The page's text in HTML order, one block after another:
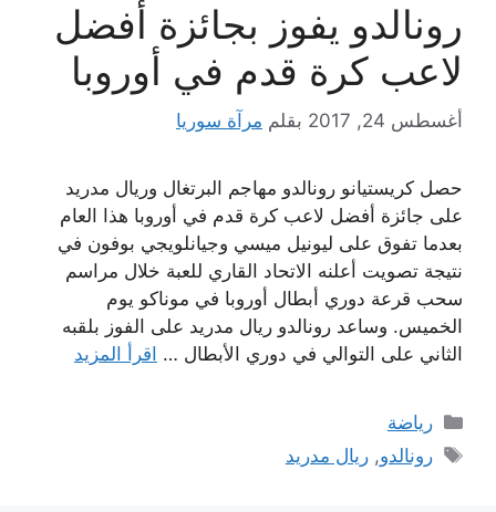
رونالدو يفوز بجائزة أفضل
لاعب كرة قدم في أوروبا
أغسطس 24, 2017 بقلم مرآة سوريا
حصل كريستيانو رونالدو مهاجم البرتغال وريال مدريد
على جائزة أفضل لاعب كرة قدم في أوروبا هذا العام
بعدما تفوق على ليونيل ميسي وجيانلويجي بوفون في
نتيجة تصويت أعلنه الاتحاد القاري للعبة خلال مراسم
سحب قرعة دوري أبطال أوروبا في موناكو يوم
الخميس. وساعد رونالدو ريال مدريد على الفوز بلقبه
الثاني على التوالي في دوري الأبطال … اقرأ المزيد
التصنيفات
رياضة
الوسوم
رونالدو,ريال مدريد